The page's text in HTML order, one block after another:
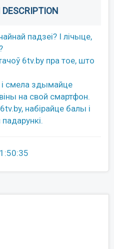
падзеі? І лічыце,
6tv.by пра тое, што
смела здымайце
на свой смартфон.
набірайце балы і